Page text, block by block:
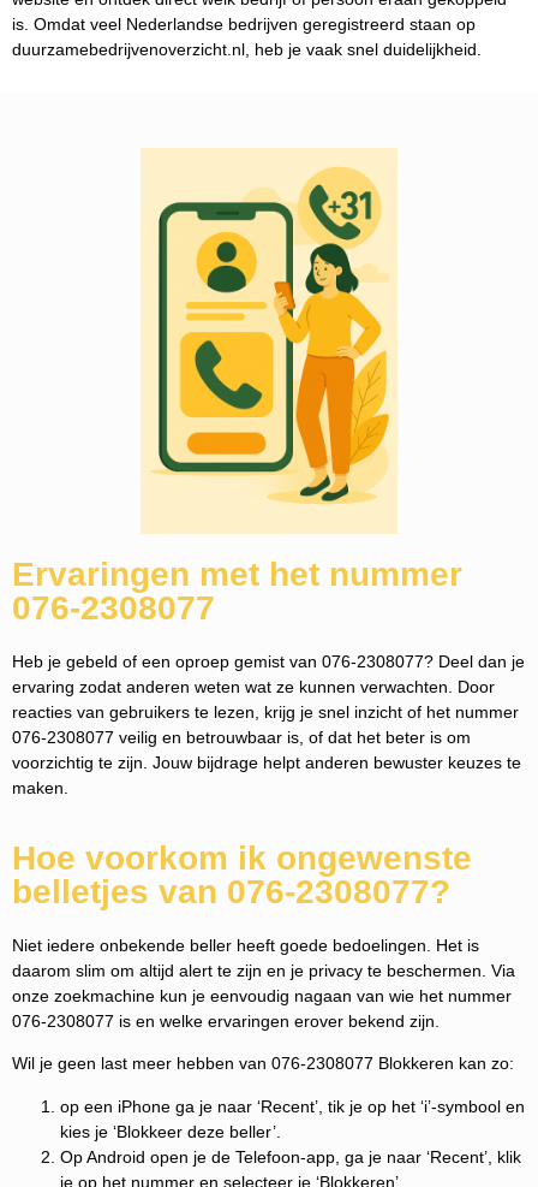
is. Omdat veel Nederlandse bedrijven geregistreerd staan op
duurzamebedrijvenoverzicht.nl, heb je vaak snel duidelijkheid.
Ervaringen met het nummer
076-2308077
Heb je gebeld of een oproep gemist van 076-2308077? Deel dan je
ervaring zodat anderen weten wat ze kunnen verwachten. Door
reacties van gebruikers te lezen, krijg je snel inzicht of het nummer
076-2308077 veilig en betrouwbaar is, of dat het beter is om
voorzichtig te zijn. Jouw bijdrage helpt anderen bewuster keuzes te
maken.
Hoe voorkom ik ongewenste
belletjes van 076-2308077?
Niet iedere onbekende beller heeft goede bedoelingen. Het is
daarom slim om altijd alert te zijn en je privacy te beschermen. Via
onze zoekmachine kun je eenvoudig nagaan van wie het nummer
076-2308077 is en welke ervaringen erover bekend zijn.
Wil je geen last meer hebben van 076-2308077 Blokkeren kan zo:
op een iPhone ga je naar ‘Recent’, tik je op het ‘i’-symbool en
kies je ‘Blokkeer deze beller’.
Op Android open je de Telefoon-app, ga je naar ‘Recent’, klik
je op het nummer en selecteer je ‘Blokkeren’.